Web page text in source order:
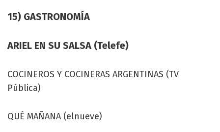
15) GASTRONOMÍA
ARIEL EN SU SALSA (Telefe)
COCINEROS Y COCINERAS ARGENTINAS (TV
Pública)
QUÉ MAÑANA (elnueve)